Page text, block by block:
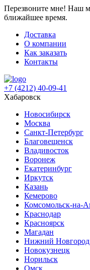
Перезвоните мне! Наш
ближайшее время.
Доставка
О компании
Как заказать
Контакты
+7 (4212) 40-09-41
Хабаровск
Новосибирск
Москва
Санкт-Петербург
Благовещенск
Владивосток
Воронеж
Екатеринбург
Иркутск
Казань
Кемерово
Комсомольск-на-
Краснодар
Красноярск
Магадан
Нижний Новгород
Новокузнецк
Норильск
Омск